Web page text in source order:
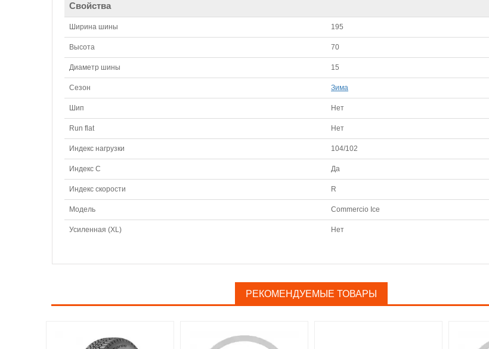
Свойства
Ширина шины 195
Высота 70
Диаметр шины 15
Сезон Зима
Шип Нет
Run flat Нет
Индекс нагрузки 104/102
Индекс С Да
Индекс скорости R
Модель Commercio Ice
Усиленная (XL) Нет
РЕКОМЕНДУЕМЫЕ ТОВАРЫ